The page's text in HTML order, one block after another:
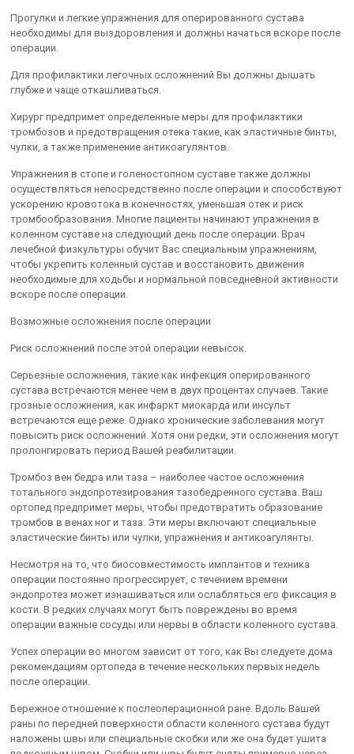
Прогулки и легкие упражнения для оперированного сустава
необходимы для выздоровления и должны начаться вскоре после
операции.
Для профилактики легочных осложнений Вы должны дышать
глубже и чаще откашливаться.
Хирург предпримет определенные меры для профилактики
тромбозов и предотвращения отека такие, как эластичные бинты,
чулки, а также применение антикоагулянтов.
Упражнения в стопе и голеностопном суставе также должны
осуществляться непосредственно после операции и способствуют
ускорению кровотока в конечностях, уменьшая отек и риск
тромбообразования. Многие пациенты начинают упражнения в
коленном суставе на следующий день после операции. Врач
лечебной физкультуры обучит Вас специальным упражнениям,
чтобы укрепить коленный сустав и восстановить движения
необходимые для ходьбы и нормальной повседневной активности
вскоре после операции.
Возможные осложнения после операции
Риск осложнений после этой операции невысок.
Серьезные осложнения, такие как инфекция оперированного
сустава встречаются менее чем в двух процентах случаев. Такие
грозные осложнения, как инфаркт миокарда или инсульт
встречаются еще реже. Однако хронические заболевания могут
повысить риск осложнений. Хотя они редки, эти осложнения могут
пролонгировать период Вашей реабилитации.
Тромбоз вен бедра или таза – наиболее частое осложнения
тотального эндопротезирования тазобедренного сустава. Ваш
ортопед предпримет меры, чтобы предотвратить образование
тромбов в венах ног и таза. Эти меры включают специальные
эластические бинты или чулки, упражнения и антикоагулянты.
Несмотря на то, что биосовместимость имплантов и техника
операции постоянно прогрессирует, с течением времени
эндопротез может изнашиваться или ослабляться его фиксация в
кости. В редких случаях могут быть повреждены во время
операции важные сосуды или нервы в области коленного сустава.
Успех операции во многом зависит от того, как Вы следуете дома
рекомендациям ортопеда в течение нескольких первых недель
после операции.
Бережное отношение к послеоперационной ране. Вдоль Вашей
раны по передней поверхности области коленного сустава будут
наложены швы или специальные скобки или же она будет ушита